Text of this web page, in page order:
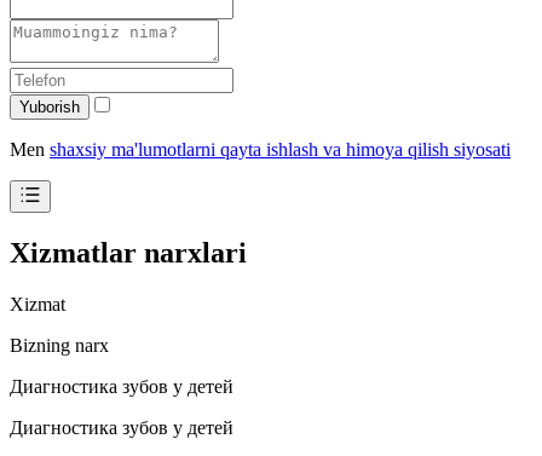
Yuborish
Men shaxsiy ma'lumotlarni qayta ishlash va himoya qilish siyosati
Xizmatlar narxlari
Xizmat
Bizning narx
Диагностика зубов у детей
Диагностика зубов у детей